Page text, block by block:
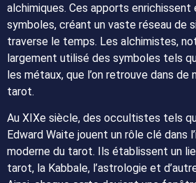
alchimiques. Ces apports
symboles, créant un vaste réseau de
traverse le temps. Les alchimistes,
largement utilisé des symboles tels
les métaux, que l’on retrouve dans de
tarot.
Au XIXe siècle, des occultistes tels
Edward Waite jouent un rôle clé dans
moderne du tarot. Ils établissent un
tarot, la Kabbale, l’astrologie et